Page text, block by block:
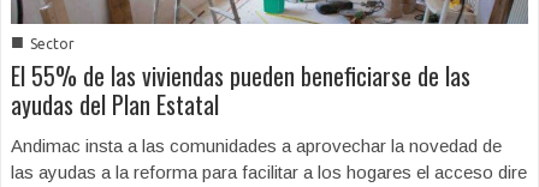
■ Sector
El 55% de las viviendas pueden beneficiarse de las
ayudas del Plan Estatal
Andimac insta a las comunidades a aprovechar la novedad de
las ayudas a la reforma para facilitar a los hogares el acceso dire